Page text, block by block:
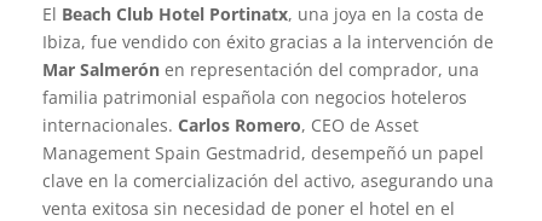
El Beach Club Hotel Portinatx, una joya en la costa de
Ibiza, fue vendido con éxito gracias a la intervención de
Mar Salmerón en representación del comprador, una
familia patrimonial española con negocios hoteleros
internacionales. Carlos Romero, CEO de Asset
Management Spain Gestmadrid, desempeñó un papel
clave en la comercialización del activo, asegurando una
venta exitosa sin necesidad de poner el hotel en el